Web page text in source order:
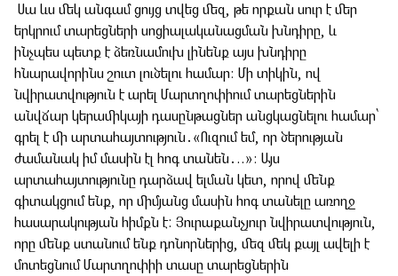
Սա ևս մեկ անգամ ցույց տվեց մեզ, թե որքան սուր է մեր
երկրում տարեցների սոցիալականացման խնդիրը, և
ինչպես պետք է ձեռնամուխ լինենք այս խնդիրը
հնարավորինս շուտ լուծելու համար։ Մի տիկին, ով
նվիրատվություն է արել Մարտղոփիում տարեցներին
անվճար կերամիկայի դասընթացներ անցկացնելու համար՝
գրել է մի արտահայտություն․«Ուզում եմ, որ ծերության
ժամանակ իմ մասին էլ հոգ տանեն․ ..»։ Այս
արտահայտությունը դարձավ ելման կետ, որով մենք
գիտակցում ենք, որ միմյանց մասին հոգ տանելը առողջ
հասարակության հիմքն է: Յուրաքանչյուր նվիրատվություն,
որը մենք ստանում ենք դոնորներից, մեզ մեկ քայլ ավելի է
մոտեցնում Մարտղոփիի տասը տարեցներին